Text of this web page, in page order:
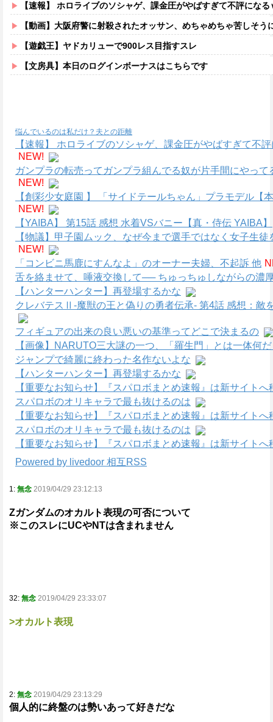
【速報】 ホロライブのソシャゲ、課金圧がやばすぎて不評にな
【動画】大阪府警に射殺されたオッサン、めちゃめちゃ苦しそう
【遊戯王】ヤドカリューで900レス目指すスレ
【文房具】本日のログインボーナスはこちらです
悩んでいるのは私だけ？夫との距離
【速報】 ホロライブのソシャゲ、課金圧がやばすぎて不
NEW!
ガンプラの転売ってガンプラ組んでる奴が片手間にやっ
NEW!
【創彩少女庭園 】 「サイドテールちゃん」プラモデル【
NEW!
【YAIBA】 第15話 感想 水着VSバニー【真・侍伝 YAIBA】
【物議】甲子園ムック、なぜ今まで選手ではなく女子生
NEW!
「コンビニ馬鹿にすんなよ」のオーナー夫婦、不起訴 他
舌を絡ませて、唾液交換して── ちゅっちゅしながらの濃
【ハンターハンター】再登場するかな
クレバテスⅡ-魔獣の王と偽りの勇者伝承- 第4話 感想：敵
フィギュアの出来の良い悪いの基準ってどこで決まるの
【画像】NARUTO三大謎の一つ、「羅生門」とは一体何
ジャンプで綺麗に終わった名作ないよな
【ハンターハンター】再登場するかな
【重要なお知らせ】『スパロボまとめ速報』は新サイトへ
スパロボのオリキャラで最も抜けるのは
【重要なお知らせ】『スパロボまとめ速報』は新サイトへ
スパロボのオリキャラで最も抜けるのは
【重要なお知らせ】『スパロボまとめ速報』は新サイトへ
Powered by livedoor 相互RSS
1: 無念 2019/04/29 23:12:13
Ζガンダムのオカルト表現の可否について
※このスレにUCやNTは含まれません
32: 無念 2019/04/29 23:33:07
>オカルト表現
2: 無念 2019/04/29 23:13:29
個人的に終盤のは勢いあって好きだな